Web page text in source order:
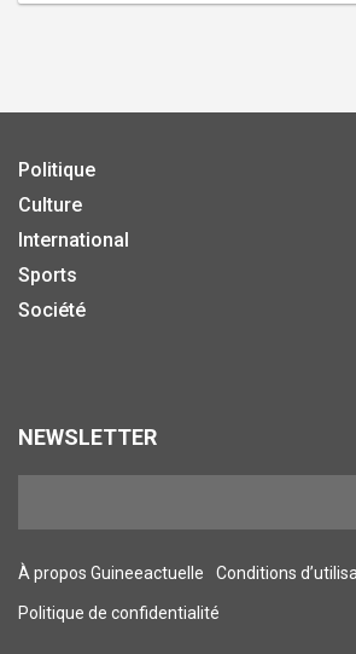
Politique
Culture
International
Sports
Société
NEWSLETTER
À propos Guineeactuelle Conditions
Politique de confidentialité